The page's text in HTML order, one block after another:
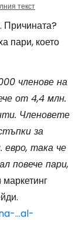
текст
Причината?
пари, което
членове на
от 4,4 млн.
Членовете
за
така че
повече пари,
маркетинг
...al-